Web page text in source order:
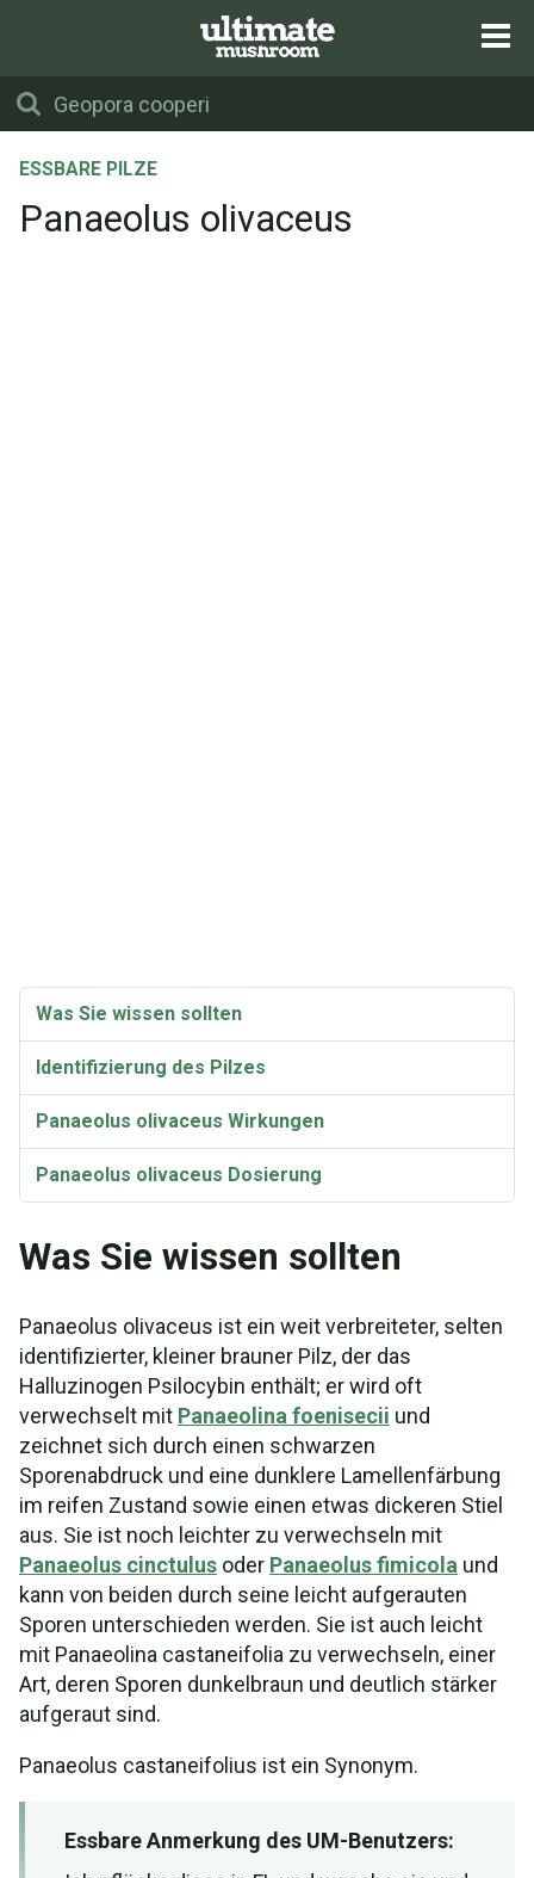
ESSBARE PILZE
Panaeolus olivaceus
Was Sie wissen sollten
Identifizierung des Pilzes
Panaeolus olivaceus Wirkungen
Panaeolus olivaceus Dosierung
Was Sie wissen sollten
Panaeolus olivaceus ist ein weit verbreiteter, selten
identifizierter, kleiner brauner Pilz, der das
Halluzinogen Psilocybin enthält; er wird oft
verwechselt mit Panaeolina foenisecii und
zeichnet sich durch einen schwarzen
Sporenabdruck und eine dunklere Lamellenfärbung
im reifen Zustand sowie einen etwas dickeren Stiel
aus. Sie ist noch leichter zu verwechseln mit
Panaeolus cinctulus oder Panaeolus fimicola und
kann von beiden durch seine leicht aufgerauten
Sporen unterschieden werden. Sie ist auch leicht
mit Panaeolina castaneifolia zu verwechseln, einer
Art, deren Sporen dunkelbraun und deutlich stärker
aufgeraut sind.
Panaeolus castaneifolius ist ein Synonym.
Essbare Anmerkung des UM-Benutzers: